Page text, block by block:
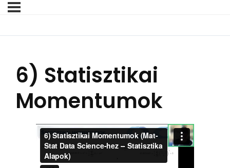
6) Statisztikai
Momentumok